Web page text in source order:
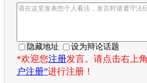
隐藏地址 设为辩论话题
*欢迎您注册发言。请点击右上角
户注册”进行注册！